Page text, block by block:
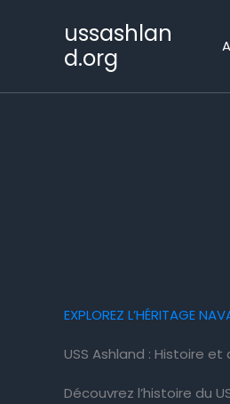
ussashlan
d.org
EXPLOREZ L’HÉRITAGE
USS Ashland : Histoire
Découvrez l’histoire du